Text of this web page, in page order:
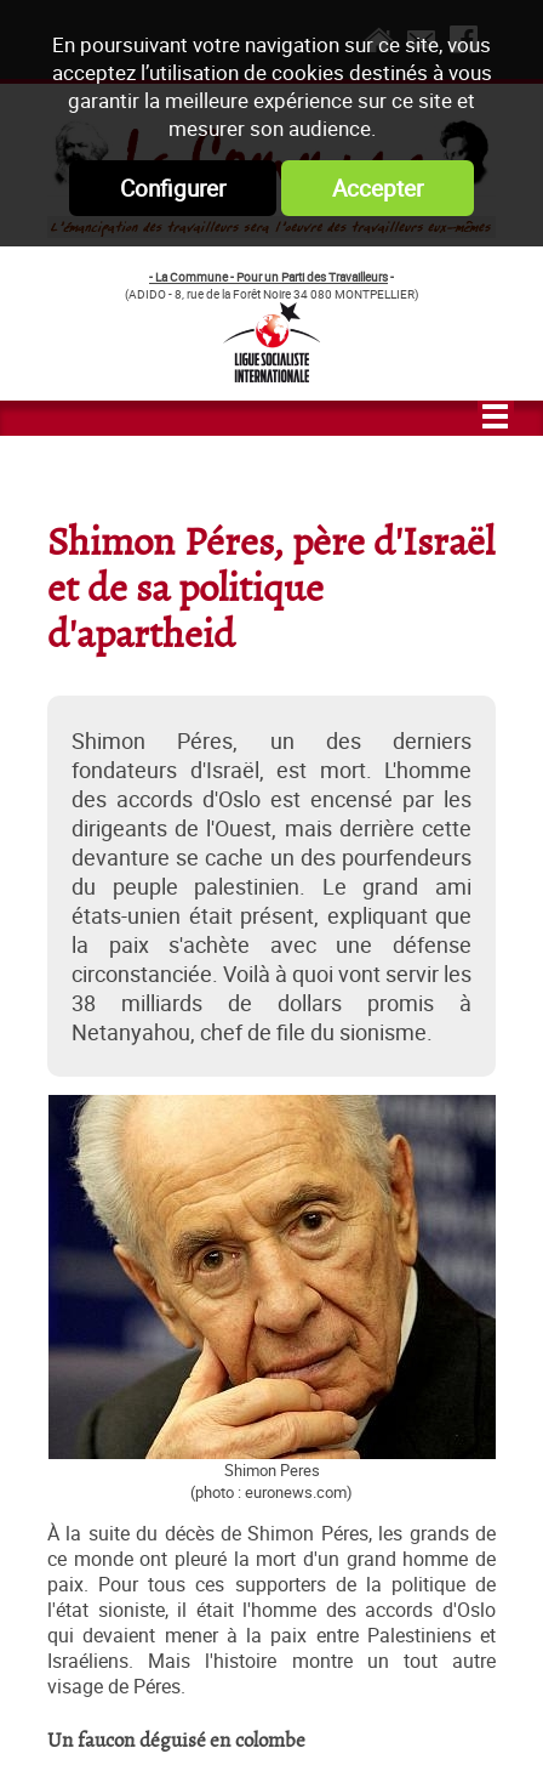
En poursuivant votre navigation sur ce site, vous
acceptez l’utilisation de cookies destinés à vous
garantir la meilleure expérience sur ce site et
mesurer son audience.
Configurer Accepter
- La Commune - Pour un Parti des Travailleurs-
(ADIDO - 8, rue de la Forêt Noire 34 080 MONTPELLIER)
Shimon Péres, père d'Israël
et de sa politique
d'apartheid
Shimon Péres, un des derniers
fondateurs d'Israël, est mort. L'homme
des accords d'Oslo est encensé par les
dirigeants de l'Ouest, mais derrière cette
devanture se cache un des pourfendeurs
du peuple palestinien. Le grand ami
états-unien était présent, expliquant que
la paix s'achète avec une défense
circonstanciée. Voilà à quoi vont servir les
38 milliards de dollars promis à
Netanyahou, chef de file du sionisme.
Shimon Peres
(photo : euronews.com)
À la suite du décès de Shimon Péres, les grands de
ce monde ont pleuré la mort d'un grand homme de
paix. Pour tous ces supporters de la politique de
l'état sioniste, il était l'homme des accords d'Oslo
qui devaient mener à la paix entre Palestiniens et
Israéliens. Mais l'histoire montre un tout autre
visage de Péres.
Un faucon déguisé en colombe